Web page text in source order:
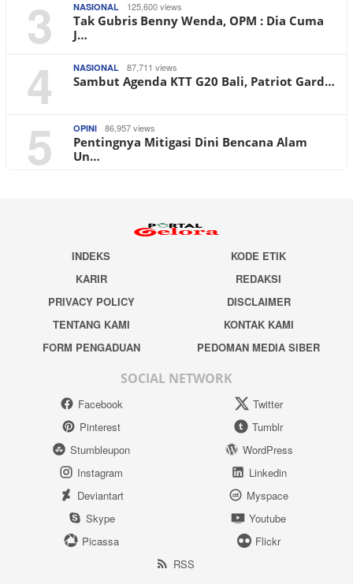
3 NASIONAL 125,600 views
Tak Gubris Benny Wenda, OPM : Dia Cuma
J…
4 NASIONAL 87,711 views
Sambut Agenda KTT G20 Bali, Patriot Gard…
5 OPINI 86,957 views
Pentingnya Mitigasi Dini Bencana Alam
Un…
INDEKS
KODE ETIK
KARIR
REDAKSI
PRIVACY POLICY
DISCLAIMER
TENTANG KAMI
KONTAK KAMI
FORM PENGADUAN
PEDOMAN MEDIA SIBER
SOCIAL NETWORK
Facebook
Twitter
Pinterest
Tumblr
Stumbleupon
WordPress
Instagram
Linkedin
Deviantart
Myspace
Skype
Youtube
Picassa
Flickr
RSS